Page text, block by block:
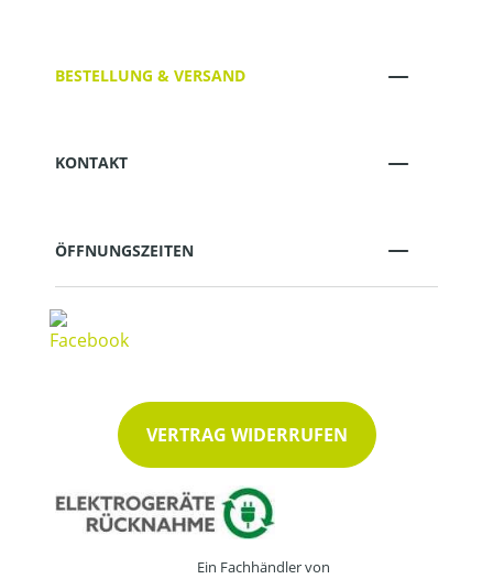
BESTELLUNG & VERSAND
KONTAKT
ÖFFNUNGSZEITEN
VERTRAG WIDERRUFEN
Ein Fachhändler von